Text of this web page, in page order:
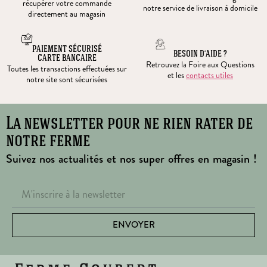
récupérer votre commande
directement au magasin
notre service de livraison à domicile
PAIEMENT SÉCURISÉ
CARTE BANCAIRE
Toutes les transactions effectuées sur
notre site sont sécurisées
BESOIN D’AIDE ?
Retrouvez la Foire aux Questions
et lescontacts utiles
La newsletter pour ne rien rater de
notre ferme
Suivez nos actualités et nos super offres en magasin !
ENVOYER